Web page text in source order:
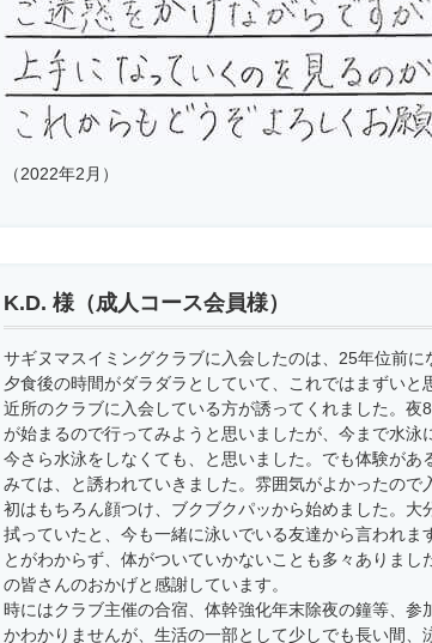
（2022年2月）
K.D. 様（成人コース会員様）
サギヌマスイミングクラブに入会したのは、25年位前に
夕食後の時間がダラダラとしていて、これではまずいと
近所のクラブに入会している方が誘ってくれました。夜
が始まるので行ってみようと思いましたが、今まで水泳
今さら水泳をしなくても、と思いました。でも体験があ
みては、と誘われていきました。雰囲気がよかったので
初はもちろん顔つけ、ブクブクパッから始めました。
拭っていたと、今も一緒に泳いでいる友達から言われ
とがわからず、体がついていかないことも多々ありま
の皆さんのおかげと感謝しています。
時にはクラブ主催の合宿、体幹強化年末除夜の鐘等、
かわかりませんが、生活の一部として少しでも長い間、